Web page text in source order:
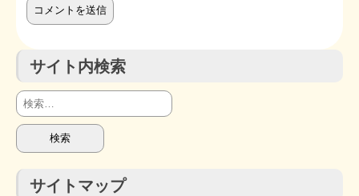
サイト内検索
検
索:
サイトマップ